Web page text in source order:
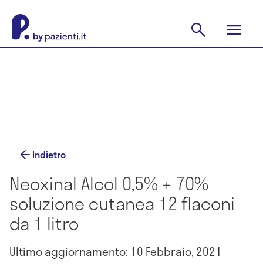
Indietro
Neoxinal Alcol 0,5% + 70%
soluzione cutanea 12 flaconi
da 1 litro
Ultimo aggiornamento: 10 Febbraio, 2021